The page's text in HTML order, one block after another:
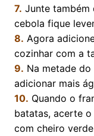
7. Junte também
cebola fique
8. Agora
cozinhar com a
9. Na metade
adicionar mais
10. Quando o
batatas, acerte
com cheiro